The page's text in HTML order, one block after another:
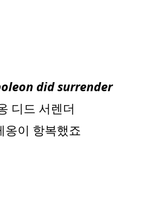
did surrender
디드 서렌더
옹이 항복했죠